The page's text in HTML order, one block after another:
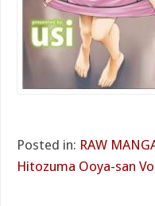
Posted in: RAW
Hitozuma Ooya-san